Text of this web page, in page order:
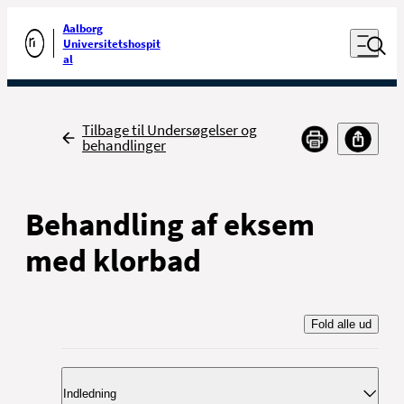
Gå til forsiden
Aalborg
Universitetshospit
al
Åben
Udfør søgning
Tilbage
Tilbage til Undersøgelser og
behandlinger
Behandling af eksem
med klorbad
Fold alle ud
Indledning